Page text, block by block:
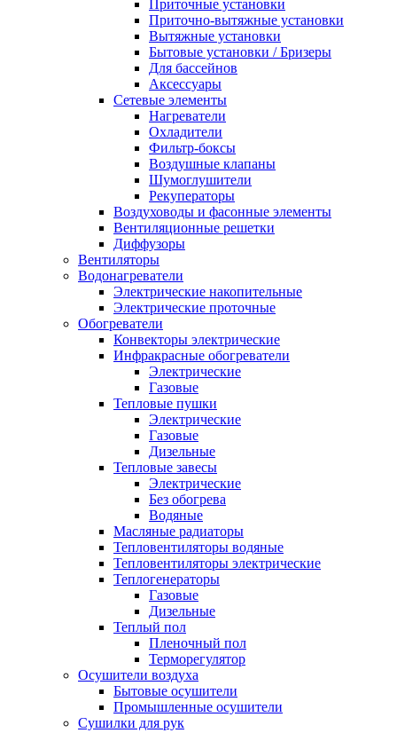
Приточные установки
Приточно-вытяжные установки
Вытяжные установки
Бытовые установки / Бризеры
Для бассейнов
Аксессуары
Сетевые элементы
Нагреватели
Охладители
Фильтр-боксы
Воздушные клапаны
Шумоглушители
Рекуператоры
Воздуховоды и фасонные элементы
Вентиляционные решетки
Диффузоры
Вентиляторы
Водонагреватели
Электрические накопительные
Электрические проточные
Обогреватели
Конвекторы электрические
Инфракрасные обогреватели
Электрические
Газовые
Тепловые пушки
Электрические
Газовые
Дизельные
Тепловые завесы
Электрические
Без обогрева
Водяные
Масляные радиаторы
Тепловентиляторы водяные
Тепловентиляторы электрические
Теплогенераторы
Газовые
Дизельные
Теплый пол
Пленочный пол
Терморегулятор
Осушители воздуха
Бытовые осушители
Промышленные осушители
Сушилки для рук